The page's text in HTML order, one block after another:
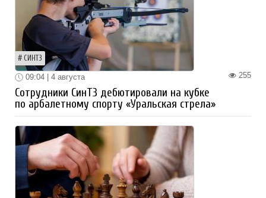
СИНТЗ
255
09:04 | 4 августа
Сотрудники СинТЗ дебютировали на кубке
по арбалетному спорту «Уральская стрела»